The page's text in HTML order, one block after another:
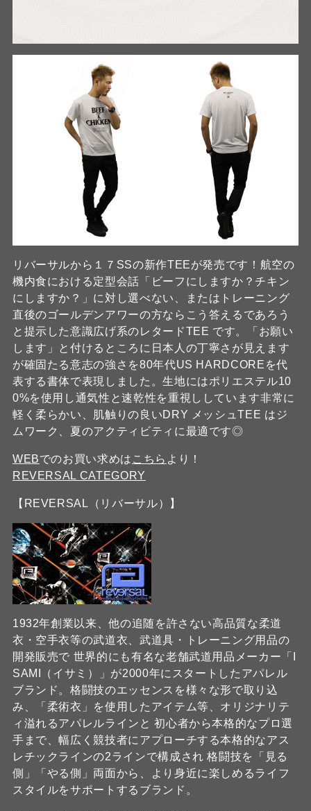
リバーサルから１７SSの新作TEEが発売です！航空の
機内食における定型会話「ビーフにしますか？チキン
にしますか？」に対し選べない、またはトレーニング
直後のゴールデンアワーの方ならこう答えるであろう
と提示した意識広げ系のレタードTEE です。「お願い
します」と付けるところに日本人の丁寧さが見えます
が確固たる意志の強さを80年代US HARDCOREを代
表する書体で表現しました。生地にはポリエステル10
0%を使用し通気性と速乾性を重視ししています非常に
軽く柔らかい、肌触りの良いDRY メッシュTEE はジ
ムワーク、夏のアクティビティに最適です◎
WEBでのお買い求めは こちら より！
REVERSAL CATEGORY
【REVERSAL（リバーサル）】
1932年創業以来、他の追随を許さない高品質な柔道
衣・空手衣等の武道衣、武道具・トレーニング用品の
開発販売で 世界的にも有名な老舗武道用品メーカー「I
SAMI（イサミ）」が2000年にスタートしたアパレル
ブランド。格闘技のエッセンスを様々な形で取り込
み、「柔術衣」を使用したアイテム等、オリジナリテ
ィ溢れるアパレルラインと 初心者から本格的なプロ選
手まで、幅広く競技者にアプローチする本格的なアス
レチックラインの2ラインで構成され 格闘技を「見る
側」「やる側」両面から、より身近に楽しめるライフ
スタイルをサポートするブランド。